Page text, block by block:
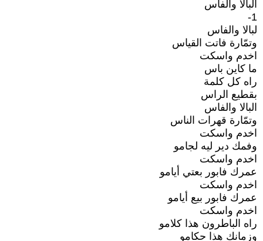
البالا والفاس
1-
لبالا والفاس
وتمّارة فاتت القياس
اخدم واسكت
ما كاين باس
راه كل كلمة
بقطيع الراس
البالا والفاس
وتمّارة قهرات الناس
اخدم واسكت
وفمك دير ليه لجامو
اخدم واسكت
عمرك فابور بعتي أيامو
اخدم واسكت
عمرك فابور بيع أيامو
اخدم واسكت
راه الباطرون هذا كلامو
وزمانك هذا حكامو